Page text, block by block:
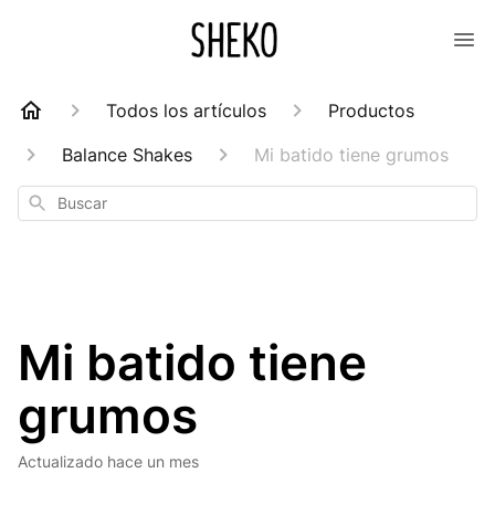
Todos los artículos
Productos
Balance Shakes
Mi batido tiene grumos
Buscar
Mi batido tiene
grumos
Actualizado hace un mes